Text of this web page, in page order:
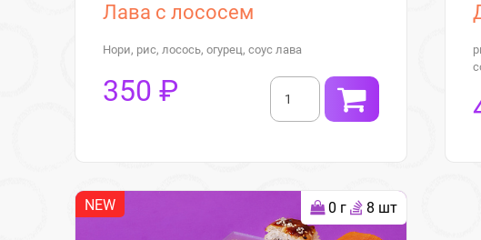
Лава с лососем
Нори, рис, лосось, огурец, соус лава
350 ₽
NEW 0 г 8 шт